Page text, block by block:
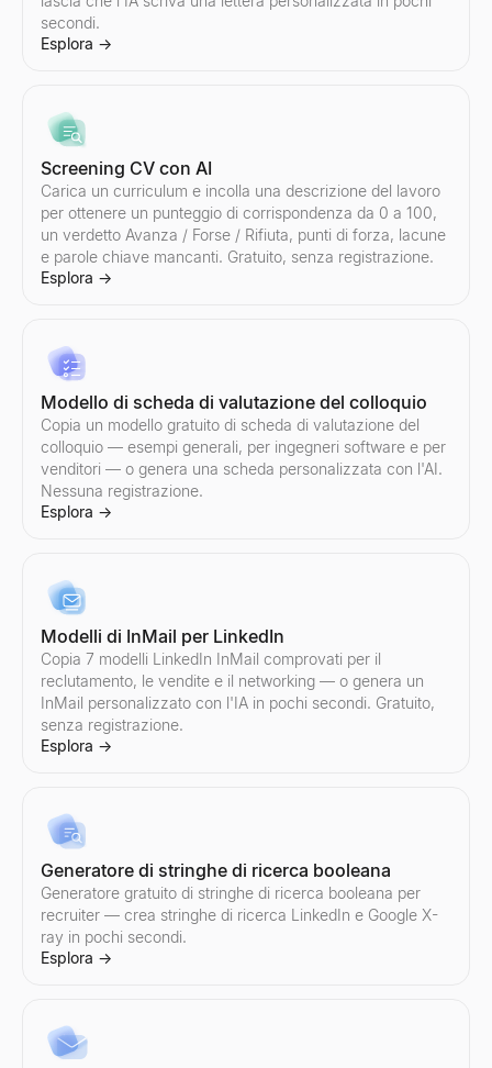
Generatore di risposte AI
Incolla la risposta di un potenziale cliente — ottieni 3 risposte
Esplora →
Gestore di obiezioni di vendita
Incolla qualsiasi obiezione — ottieni il tipo, un framework di
Esplora→
Descrivi il tuo ultimo contatto — ottieni una sequenza di follow-
Esplora
Strumento gratuito per chiamate a freddo
Genera script personalizzati per chiamate a freddo per vendite
Esplora →
secondi.
Esplora →
Screening CV con AI
Carica un curriculum e incolla una descrizione del lavoro
per ottenere un punteggio di corrispondenza da 0 a 100,
un verdetto Avanza / Forse / Rifiuta, punti di forza, lacune
e parole chiave mancanti. Gratuito, senza registrazione.
Esplora →
Modello di scheda di valutazione del colloquio
Copia un modello gratuito di scheda di valutazione del
colloquio — esempi generali, per ingegneri software e per
venditori — o genera una scheda personalizzata con l'AI.
Nessuna registrazione.
Esplora →
Modelli di InMail per LinkedIn
Copia 7 modelli LinkedIn InMail comprovati per il
reclutamento, le vendite e il networking — o genera un
InMail personalizzato con l'IA in pochi secondi. Gratuito,
senza registrazione.
Esplora →
Generatore di stringhe di ricerca booleana
Generatore gratuito di stringhe di ricerca booleana per
recruiter — crea stringhe di ricerca LinkedIn e Google X-
ray in pochi secondi.
Esplora →